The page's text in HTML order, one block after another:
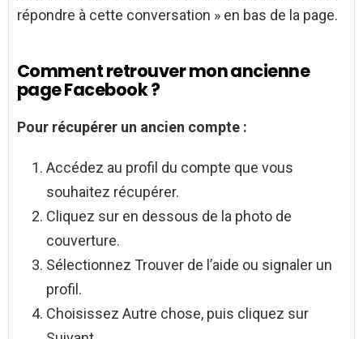
répondre à cette conversation » en bas de la page.
Comment retrouver mon ancienne
page Facebook ?
Pour récupérer un ancien compte :
Accédez au profil du compte que vous
souhaitez récupérer.
Cliquez sur en dessous de la photo de
couverture.
Sélectionnez Trouver de l’aide ou signaler un
profil.
Choisissez Autre chose, puis cliquez sur